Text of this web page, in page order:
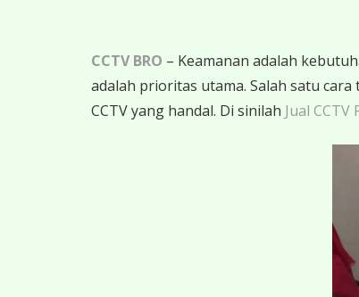
CCTV BRO – Keamanan adalah
adalah prioritas utama. Salah satu
CCTV yang handal. Di sinilah Jual